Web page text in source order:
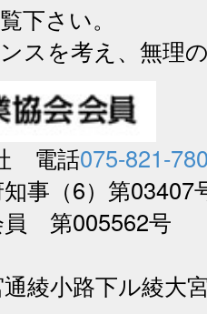
下さい。
スを考え、無理
電話075-821-
事（6）第03407
員 第005562号
通綾小路下ル綾